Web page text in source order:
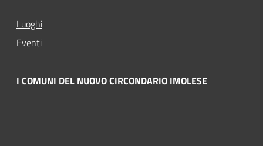
Luoghi
Eventi
I COMUNI DEL NUOVO CIRCONDARIO IMOLESE